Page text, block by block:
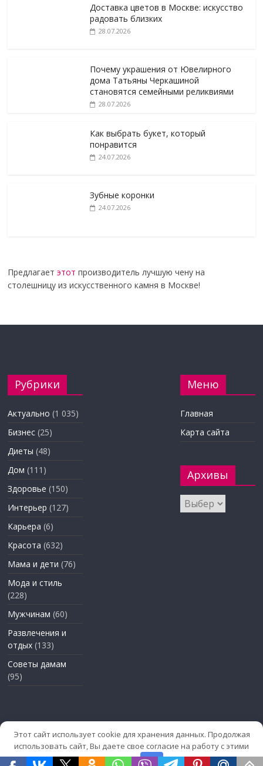
Доставка цветов в Москве: искусство
радовать близких
28.07.2026
Почему украшения от Ювелирного
дома Татьяны Черкашиной
становятся семейными реликвиями
28.07.2026
Как выбрать букет, который
понравится
24.07.2026
Зубные коронки
24.07.2026
Предлагаетэтот производитель лучшую чену на
столешницу из искусственного камня в Москве!
Рубрики
Актуально (1 035)
Бизнес (25)
Диеты (48)
Дом (111)
Здоровье (150)
Интерьер (127)
Карьера (6)
Красота (632)
Мама и дети (76)
Мода и стиль
(228)
Мужчинам (60)
Развлечения и
отдых (133)
Советы дамам
(95)
Меню
Главная
Карта сайта
Архивы
Архивы
Этот сайт использует cookie для хранения данных. Продолжая
использовать сайт, Вы даете свое согласие на работу с этими
файлами.
OK